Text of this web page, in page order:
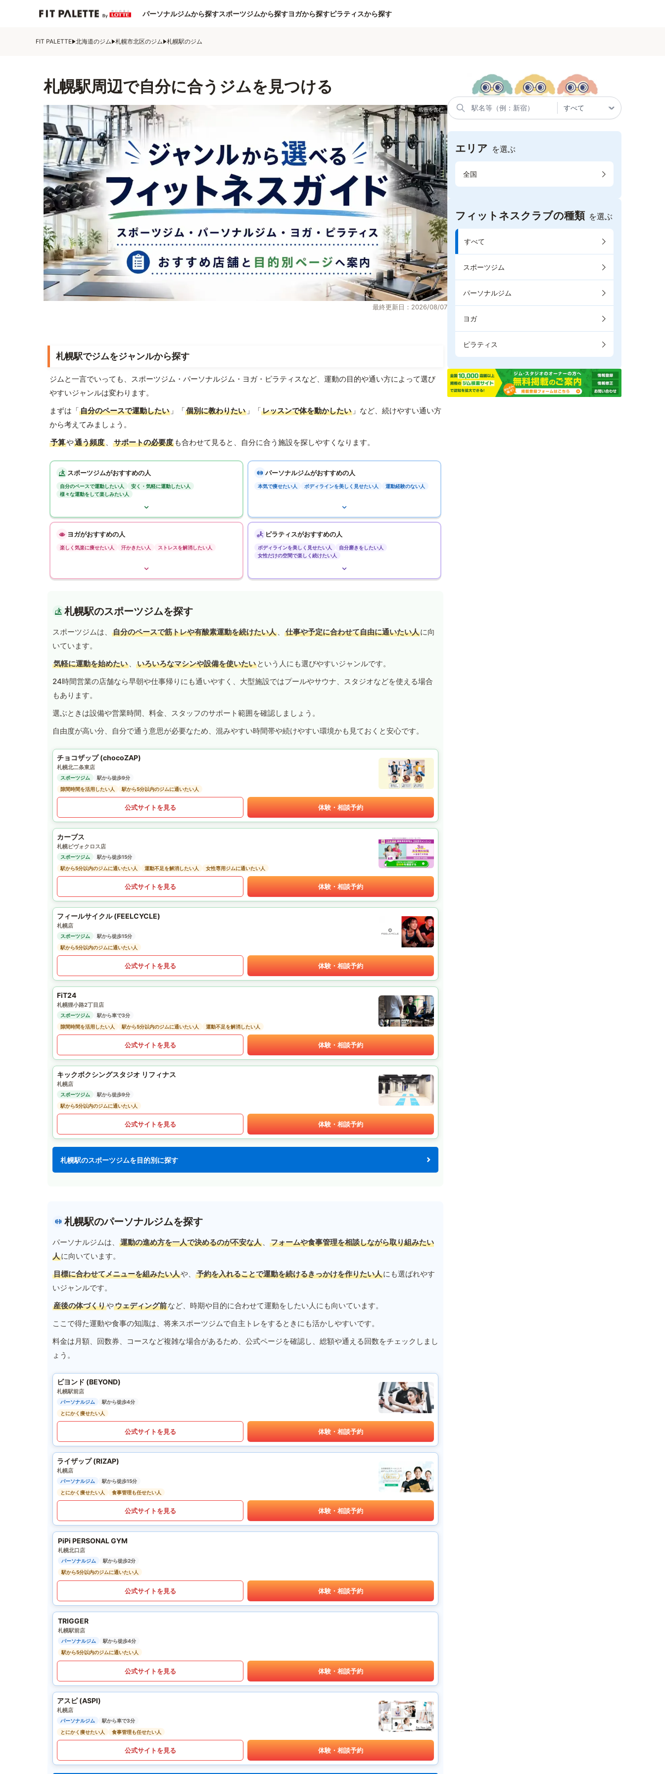
パーソナルジムから探すスポーツジムから探すヨガから探すピラティスから探す
FIT PALETTE 北海道のジム 札幌市北区のジム 札幌駅のジム
札幌駅周辺で自分に合うジムを見つける
最終更新日：2026/08/07
札幌駅でジムをジャンルから探す
ジムと一言でいっても、スポーツジム・パーソナルジム・ヨガ・ピラティスなど、運動の目的や通い方によって選び
やすいジャンルは変わります。
まずは「自分のペースで運動したい 」「個別に教わりたい 」「レッスンで体を動かしたい 」など、続けやすい通い方
から考えてみましょう。
予算や通う頻度 、 サポートの必要度 も合わせて見ると、自分に合う施設を探しやすくなります。
スポーツジムがおすすめの人
自分のペースで運動したい人
安く・気軽に運動したい人
様々な運動をして楽しみたい人
パーソナルジムがおすすめの人
本気で痩せたい人 ボディラインを美しく見せたい人 運動経験のない人
ヨガがおすすめの人
楽しく気楽に痩せたい人 汗かきたい人 ストレスを解消したい人
ピラティスがおすすめの人
ボディラインを美しく見せたい人
自分磨きをしたい人
女性だけの空間で楽しく続けたい人
札幌駅のスポーツジムを探す
スポーツジムは、 自分のペースで筋トレや有酸素運動を続けたい人 、 仕事や予定に合わせて自由に通いたい人に向
いています。
気軽に運動を始めたい 、 いろいろなマシンや設備を使いたい という人にも選びやすいジャンルです。
24時間営業の店舗なら早朝や仕事帰りにも通いやすく、大型施設ではプールやサウナ、スタジオなどを使える場合
もあります。
選ぶときは設備や営業時間、料金、スタッフのサポート範囲を確認しましょう。
自由度が高い分、自分で通う意思が必要なため、混みやすい時間帯や続けやすい環境かも見ておくと安心です。
チョコザップ (chocoZAP)
札幌北二条東店
スポーツジム
駅から徒歩9分
隙間時間を活用したい人
駅から5分以内のジムに通いたい人
公式サイトを見る 体験・相談予約
カーブス
札幌ピヴォクロス店
スポーツジム
駅から徒歩15分
駅から5分以内のジムに通いたい人
運動不足を解消したい人 女性専用ジムに通いたい人
公式サイトを見る 体験・相談予約
フィールサイクル (FEELCYCLE)
札幌店
スポーツジム
駅から徒歩15分
駅から5分以内のジムに通いたい人
公式サイトを見る 体験・相談予約
FiT24
札幌狸小路2丁目店
スポーツジム
駅から車で3分
隙間時間を活用したい人
駅から5分以内のジムに通いたい人 運動不足を解消したい人
公式サイトを見る 体験・相談予約
キックボクシングスタジオ リフィナス
札幌店
スポーツジム
駅から徒歩9分
駅から5分以内のジムに通いたい人
公式サイトを見る 体験・相談予約
札幌駅のスポーツジムを目的別に探す
札幌駅のパーソナルジムを探す
パーソナルジムは、 運動の進め方を一人で決めるのが不安な人 、
フォームや食事管理を相談しながら取り組みたい
人に向いています。
目標に合わせてメニューを組みたい人や、 予約を入れることで運動を続けるきっかけを作りたい人にも選ばれやす
いジャンルです。
産後の体づくりやウェディング前など、時期や目的に合わせて運動をしたい人にも向いています。
ここで得た運動や食事の知識は、将来スポーツジムで自主トレをするときにも活かしやすいです。
料金は月額、回数券、コースなど複雑な場合があるため、公式ページを確認し、総額や通える回数をチェックしまし
ょう。
ビヨンド (BEYOND)
札幌駅前店
パーソナルジム
駅から徒歩4分
とにかく痩せたい人
公式サイトを見る 体験・相談予約
ライザップ (RIZAP)
札幌店
パーソナルジム
駅から徒歩15分
とにかく痩せたい人
食事管理も任せたい人
公式サイトを見る 体験・相談予約
PiPi PERSONAL GYM
札幌北口店
パーソナルジム
駅から徒歩2分
駅から5分以内のジムに通いたい人
公式サイトを見る 体験・相談予約
TRIGGER
札幌駅前店
パーソナルジム
駅から徒歩4分
駅から5分以内のジムに通いたい人
公式サイトを見る 体験・相談予約
アスピ (ASPI)
札幌店
パーソナルジム
駅から車で3分
とにかく痩せたい人
食事管理も任せたい人
公式サイトを見る 体験・相談予約
エリア を選ぶ
全国
フィットネスクラブの種類 を選ぶ
すべて
スポーツジム
パーソナルジム
ヨガ
ピラティス